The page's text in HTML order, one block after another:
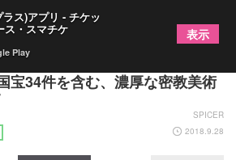
京都・醍醐寺−真言密教の宇宙
34件を含む、濃厚な密教美術
SPICER
2018.9.28
ス)アプリ - チケッ
ス・スマチケ
Play
表示